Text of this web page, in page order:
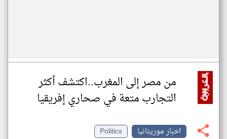
من مصر إلى المغرب..اكتشف أكثر
التجارب متعة في صحاري إفريقيا
اخبار موريتانيا
Politics